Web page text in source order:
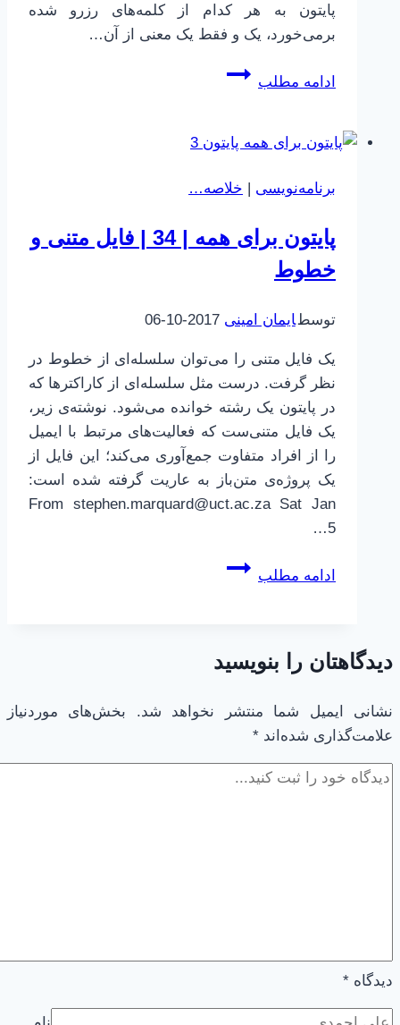
پایتون به هر کدام از کلمه‌های رزرو شده
برمی‌خورد، یک و فقط یک معنی از آن…
ادامه مطلب
پایتون
|
|
و
برنامه‌نویسی | خلاصه…
پایتون برای همه | 34 | فایل متنی و
خطوط
توسطایمان امینی 2017-10-06
یک فایل متنی را می‌توان سلسله‌ای از خطوط در
نظر گرفت. درست مثل سلسله‌ای از کاراکترها که
در پایتون یک رشته خوانده می‌شود. نوشته‌ی زیر،
یک فایل متنی‌ست که فعالیت‌های مرتبط با ایمیل
را از افراد متفاوت جمع‌آوری می‌کند؛ این فایل از
یک پروژه‌ی متن‌باز به عاریت گرفته شده است:
From stephen.marquard@uct.ac.za Sat Jan
5…
ادامه مطلب
پایتون
34
فایل
متنی
و
خطوط
دیدگاهتان را بنویسید
نشانی ایمیل شما منتشر نخواهد شد.
بخش‌های موردنیاز
علامت‌گذاری شده‌اند *
دیدگاه *